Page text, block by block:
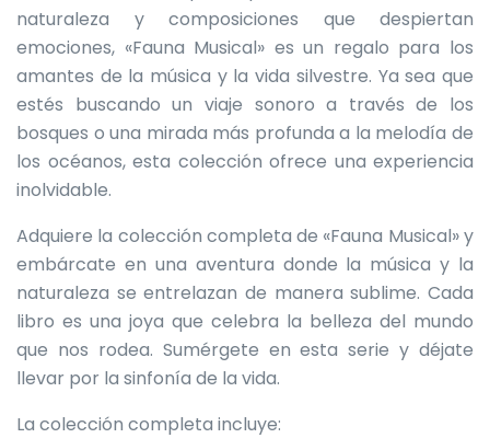
naturaleza y composiciones que despiertan
emociones, «Fauna Musical» es un regalo para los
amantes de la música y la vida silvestre. Ya sea que
estés buscando un viaje sonoro a través de los
bosques o una mirada más profunda a la melodía de
los océanos, esta colección ofrece una experiencia
inolvidable.
Adquiere la colección completa de «Fauna Musical» y
embárcate en una aventura donde la música y la
naturaleza se entrelazan de manera sublime. Cada
libro es una joya que celebra la belleza del mundo
que nos rodea. Sumérgete en esta serie y déjate
llevar por la sinfonía de la vida.
La colección completa incluye: